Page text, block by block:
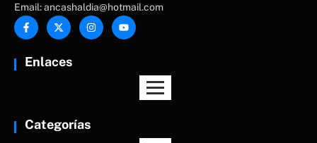
Email: ancashaldia@hotmail.com
Enlaces
Categorías